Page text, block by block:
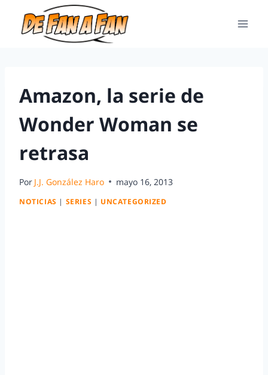
Amazon, la serie de
Wonder Woman se
retrasa
Por J.J. González Haro mayo 16, 2013
NOTICIAS | SERIES | UNCATEGORIZED